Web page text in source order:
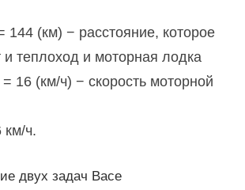
144 (км) − расстояние, которое
и теплоход и моторная лодка
16 (км/ч) − скорость моторной
км/ч.
двух задач Васе